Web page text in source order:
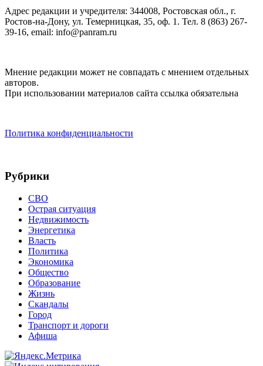
Адрес редакции и учредителя: 344008, Ростовская обл., г.
Ростов-на-Дону, ул. Темерницкая, 35, оф. 1. Тел. 8 (863) 267-
39-16, email: info@panram.ru
Мнение редакции может не совпадать с мнением отдельных
авторов.
При использовании материалов сайта ссылка обязательна
Политика конфиденциальности
Рубрики
СВО
Острая ситуация
Недвижимость
Энергетика
Власть
Политика
Экономика
Общество
Образование
Жизнь
Скандалы
Город
Транспорт и дороги
Афиша